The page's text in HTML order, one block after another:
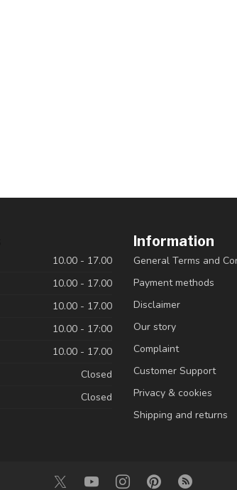
10.00 - 17.00
10.00 - 17.00
10.00 - 17.00
10.00 - 17:00
10.00 - 17.00
Closed
Closed
Information
General Terms and
Payment methods
Disclaimer
Our story
Complaint
Customer Support
Privacy & cookies
Shipping and returns